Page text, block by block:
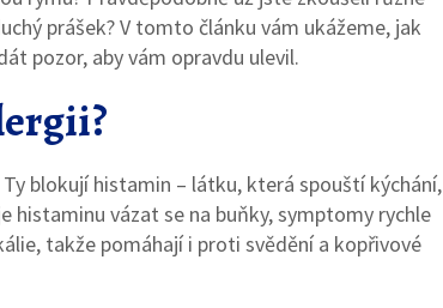
prášek? V tomto článku vám ukážeme, jak
pozor, aby vám opravdu ulevil.
blokují histamin – látku, která spouští kýchání,
histaminu vázat se na buňky, symptomy rychle
takže pomáhají i proti svědění a kopřivové